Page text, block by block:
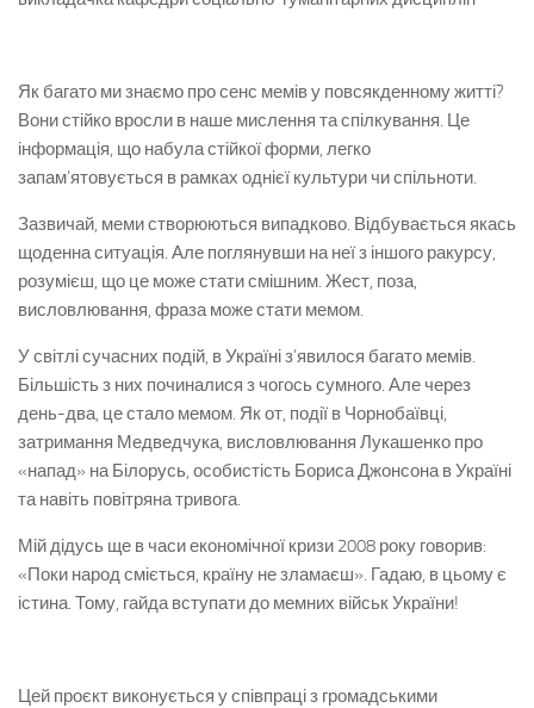
Як багато ми знаємо про сенс мемів у повсякденному житті?
Вони стійко вросли в наше мислення та спілкування. Це
інформація, що набула стійкої форми, легко
запам’ятовується в рамках однієї культури чи спільноти.
Зазвичай, меми створюються випадково. Відбувається якась
щоденна ситуація. Але поглянувши на неї з іншого ракурсу,
розумієш, що це може стати смішним. Жест, поза,
висловлювання, фраза може стати мемом.
У світлі сучасних подій, в Україні з’явилося багато мемів.
Більшість з них починалися з чогось сумного. Але через
день-два, це стало мемом. Як от, події в Чорнобаївці,
затримання Медведчука, висловлювання Лукашенко про
«напад» на Білорусь, особистість Бориса Джонсона в Україні
та навіть повітряна тривога.
Мій дідусь ще в часи економічної кризи 2008 року говорив:
«Поки народ сміється, країну не зламаєш». Гадаю, в цьому є
істина. Тому, гайда вступати до мемних військ України!
Цей проєкт виконується у співпраці з громадськими